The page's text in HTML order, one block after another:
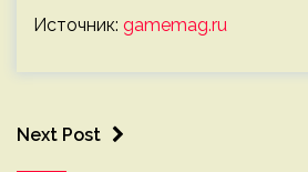
Источник: gamemag.ru
Next Post